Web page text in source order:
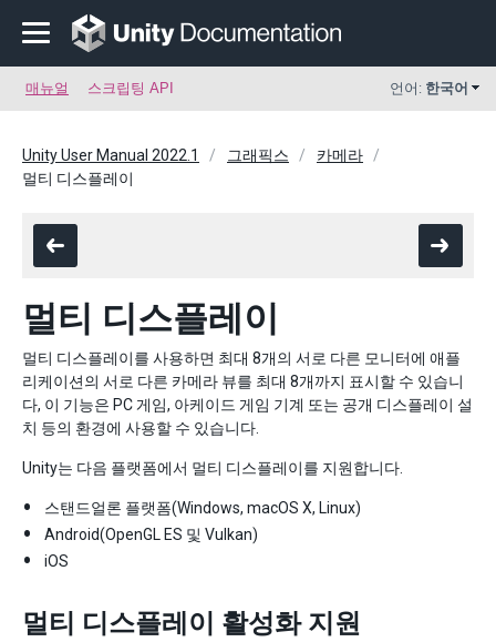
매뉴얼 스크립팅 API 언어: 한국어
Unity User Manual 2022.1 그래픽스
카메라
멀티 디스플레이
멀티 디스플레이
멀티 디스플레이를 사용하면 최대 8개의 서로 다른 모니터에 애플
리케이션의 서로 다른 카메라 뷰를 최대 8개까지 표시할 수 있습니
다, 이 기능은 PC 게임, 아케이드 게임 기계 또는 공개 디스플레이 설
치 등의 환경에 사용할 수 있습니다.
Unity는 다음 플랫폼에서 멀티 디스플레이를 지원합니다.
스탠드얼론 플랫폼(Windows, macOS X, Linux)
Android(OpenGL ES 및 Vulkan)
iOS
멀티 디스플레이 활성화 지원